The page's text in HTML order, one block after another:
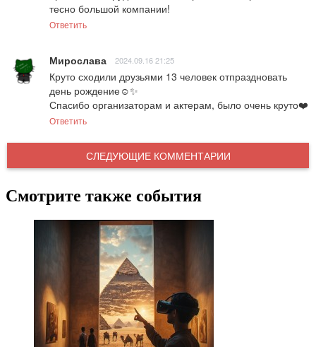
тесно большой компании!
Ответить
Мирослава 2024.09.16 21:25
Круто сходили друзьями 13 человек отпраздновать
день рождение☺️✨
Спасибо организаторам и актерам, было очень круто❤️
Ответить
СЛЕДУЮЩИЕ КОММЕНТАРИИ
Смотрите также события